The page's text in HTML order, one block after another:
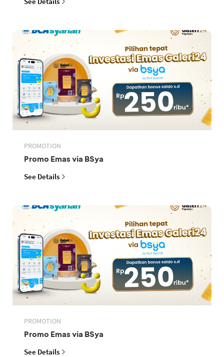
PROMOTION
Promo Emas via BSya
See Details
PROMOTION
Promo Emas via BSya
See Details